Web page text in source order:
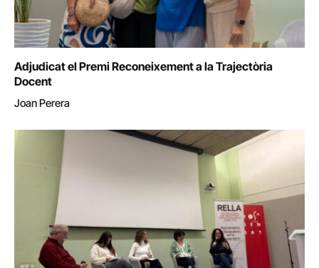
Adjudicat el Premi Reconeixement a la Trajectòria
Docent
Joan Perera